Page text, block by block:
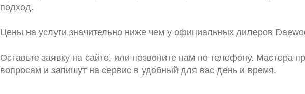
подход.
Цены на услуги значительно ниже чем у официальных дилеров
Оставьте заявку на сайте, или позвоните нам по телефону. Мастера
вопросам и запишут на сервис в удобный для вас день и время.